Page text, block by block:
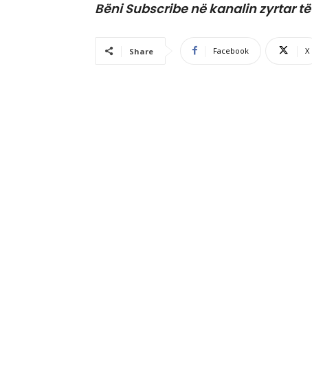
Bëni Subscribe në kanalin zyrtar të
Share Facebook X